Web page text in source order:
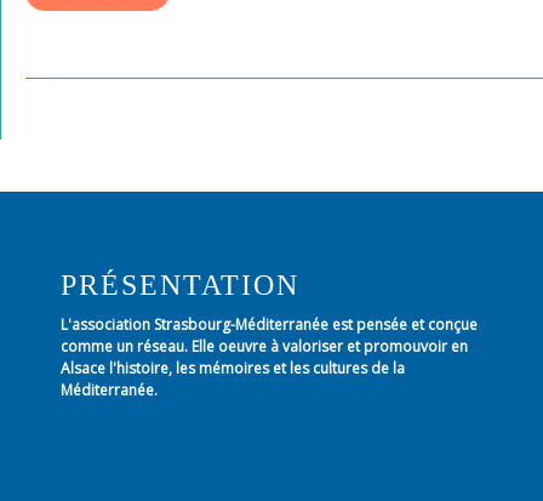
PRÉSENTATION
L'association Strasbourg-Méditerranée est pensée et conçue
comme un réseau. Elle oeuvre à valoriser et promouvoir en
Alsace l'histoire, les mémoires et les cultures de la
Méditerranée.